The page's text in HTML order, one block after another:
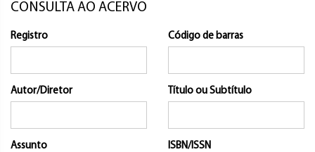
CONSULTA AO ACERVO
Registro Código de barras
Autor/Diretor Título ou Subtítulo
Assunto ISBN/ISSN